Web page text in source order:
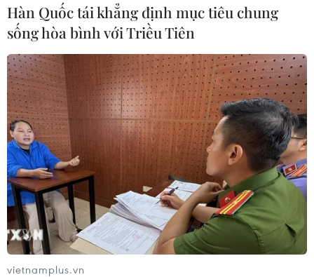
Nigeria: Khoảng 50 người bị bắt cóc
được trả tự do sau khi nộp tiền chuộc
25/07/2026 09:29
Nigeria: Máy bay trượt khỏi đường
băng lao vào bụi cây, 68 hành khách
thoát nạn
25/07/2026 03:07
Cairo - thành phố mang màu của sa
mạc
24/07/2026 01:47
Hàn Quốc tái khẳng định mục tiêu chung
sống hòa bình với Triều Tiên
vietnamplus.vn